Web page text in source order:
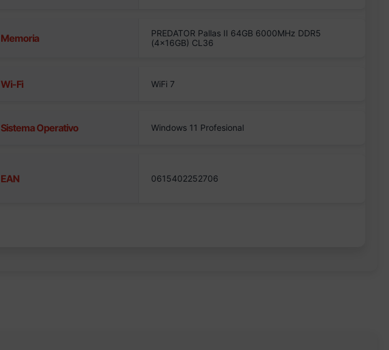
Memoria
PREDATOR Pallas II 64GB 6000MHz DDR5
(4x16GB) CL36
Wi-Fi WiFi 7
Sistema Operativo Windows 11 Profesional
EAN 0615402252706